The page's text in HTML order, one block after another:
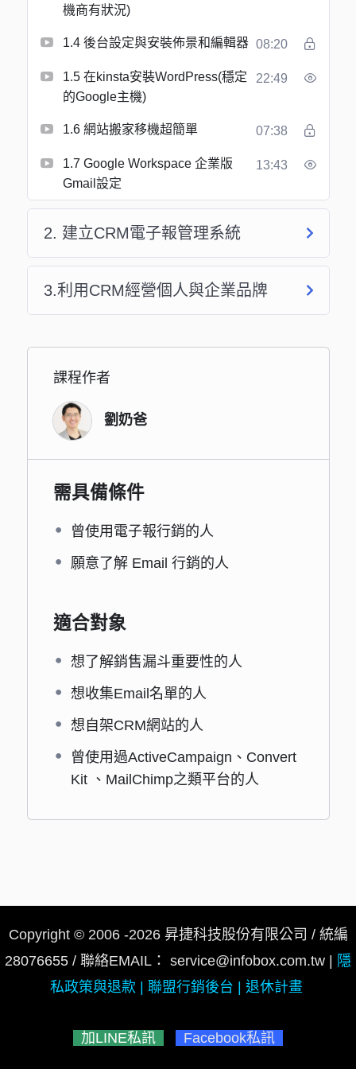
機商有狀況)
1.4 後台設定與安裝佈景和編輯器 08:20
1.5 在kinsta安裝WordPress(穩定
的Google主機)
22:49
1.6 網站搬家移機超簡單 07:38
1.7 Google Workspace 企業版
Gmail設定
13:43
2. 建立CRM電子報管理系統
3.利用CRM經營個人與企業品牌
課程作者
劉奶爸
需具備條件
曾使用電子報行銷的人
願意了解 Email 行銷的人
適合對象
想了解銷售漏斗重要性的人
想收集Email名單的人
想自架CRM網站的人
曾使用過ActiveCampaign、Convert
Kit 、MailChimp之類平台的人
Copyright © 2006 -2026 昇捷科技股份有限公司 / 統編
28076655 / 聯絡EMAIL： service@infobox.com.tw | 隱
私政策與退款 | 聯盟行銷後台 | 退休計畫
加LINE私訊 Facebook私訊